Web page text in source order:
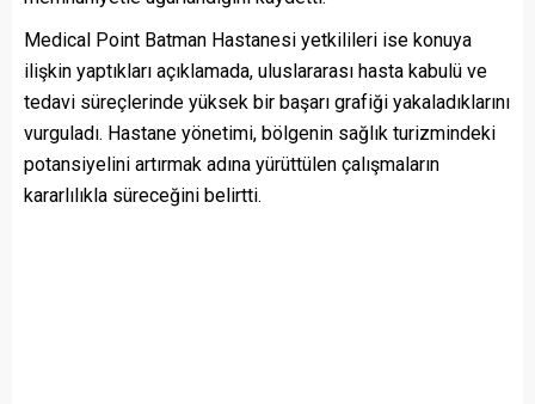
Medical Point Batman Hastanesi yetkilileri ise konuya
ilişkin yaptıkları açıklamada, uluslararası hasta kabulü ve
tedavi süreçlerinde yüksek bir başarı grafiği yakaladıklarını
vurguladı. Hastane yönetimi, bölgenin sağlık turizmindeki
potansiyelini artırmak adına yürüttülen çalışmaların
kararlılıkla süreceğini belirtti.